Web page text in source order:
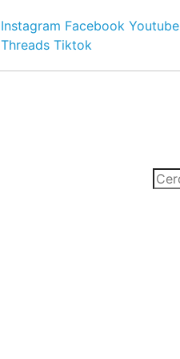
Instagram Facebook Youtube
Threads Tiktok